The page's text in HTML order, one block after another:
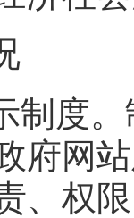
制度
府网
、权